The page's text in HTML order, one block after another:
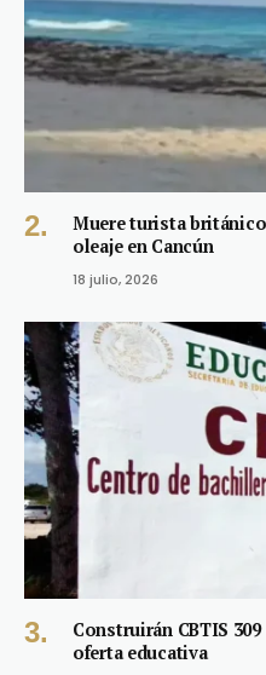
Muere turista
oleaje en Cancún
18 julio, 2026
Construirán CBTIS
oferta educativa